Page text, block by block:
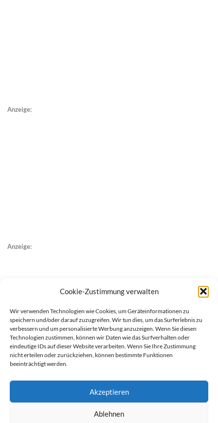
Cookie-Zustimmung verwalten
Wir verwenden Technologien wie Cookies, um Geräteinformationen zu
speichern und/oder darauf zuzugreifen. Wir tun dies, um das Surferlebnis zu
verbessern und um personalisierte Werbung anzuzeigen. Wenn Sie diesen
Technologien zustimmen, können wir Daten wie das Surfverhalten oder
eindeutige IDs auf dieser Website verarbeiten. Wenn Sie Ihre Zustimmung
nicht erteilen oder zurückziehen, können bestimmte Funktionen
beeinträchtigt werden.
Akzeptieren
Ablehnen
Anzeige:
Anzeige: